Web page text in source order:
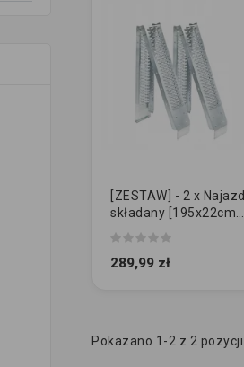
[ZESTAW] - 2 x Najazd
składany [195x22cm -
289,99 zł
Pokazano 1-2 z 2 pozycji